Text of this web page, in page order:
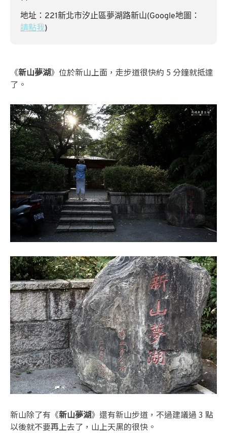
地址：221新北市汐止區夢湖路新山(Google地圖：
請點我)
《新山夢湖》位於新山上面，走步道很快約 5 分鐘就抵達
了。
新山除了有《新山夢湖》還有新山步道，不過建議過 3 點
以後就不要再上去了，山上天黑的很快。